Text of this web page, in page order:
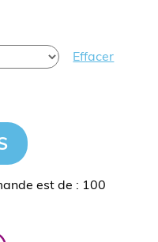
Effacer
est de : 100